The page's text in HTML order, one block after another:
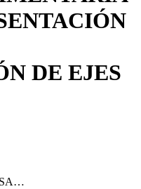
DE EJES